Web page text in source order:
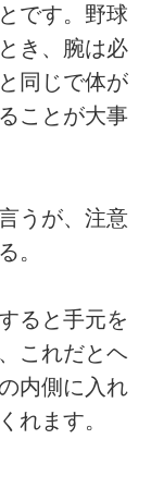
です。野球
き、腕は必
同じで体が
ことが大事
うが、注意
。
ると手元を
これだとヘ
内側に入れ
れます。